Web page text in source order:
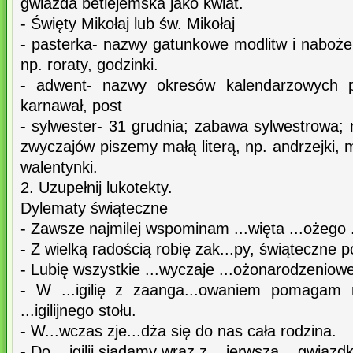
- Święty Mikołaj lub św. Mikołaj
- pasterka- nazwy gatunkowe modlitw i
np. roraty, godzinki.
- adwent- nazwy okresów kalendarzowych
karnawał, post
- sylwester- 31 grudnia; zabawa sylwestrowa;
zwyczajów piszemy małą literą, np. andrzejki,
walentynki.
2. Uzupełnij lukotekty.
Dylematy świąteczne
- Zawsze najmilej wspominam ...więta ...ożego
- Z wielką radością robię zak...py, świąteczne
- Lubię wszystkie ...wyczaje
- W ...igilię z zaanga...owaniem pomagam
...igilijnego stołu.
- W...wczas zje...dża się do nas cała rodzina.